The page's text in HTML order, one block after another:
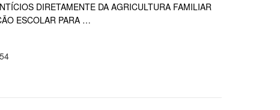
DIRETAMENTE DA AGRICULTURA FAMILIAR
ESCOLAR PARA …